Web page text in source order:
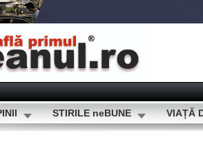
STIRILE neBUNE VIAȚĂ